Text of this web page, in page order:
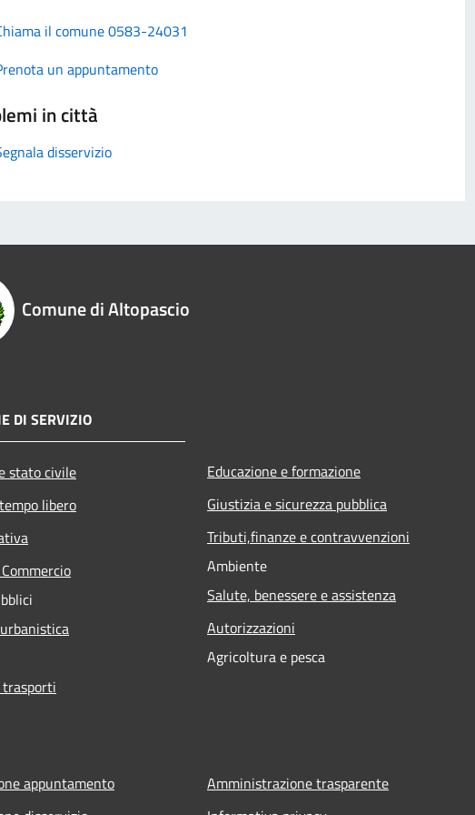
il comune 0583-24031
un appuntamento
in città
disservizio
Comune di Altopascio
DI SERVIZIO
stato civile
libero
Educazione e formazione
Giustizia e sicurezza pubblica
Tributi,finanze e contravvenzioni
Ambiente
Salute, benessere e assistenza
Autorizzazioni
Agricoltura e pesca
appuntamento
Amministrazione trasparente